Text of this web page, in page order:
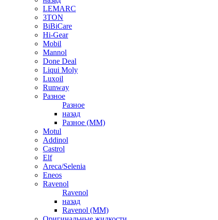
LEMARC
3TON
BiBiCare
Hi-Gear
Mobil
Mannol
Done Deal
Liqui Moly
Luxoil
Runway
Разное
Разное
назад
Разное (ММ)
Motul
Addinol
Castrol
Elf
Areca/Selenia
Eneos
Ravenol
Ravenol
назад
Ravenol (ММ)